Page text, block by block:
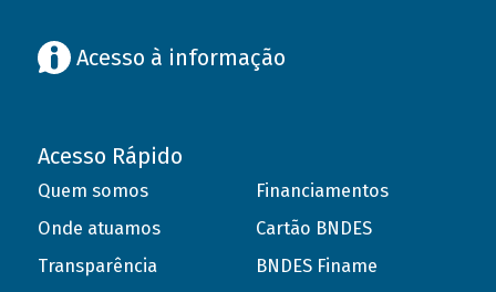
Acesso à informação
Acesso Rápido
Quem somos
Onde atuamos
Transparência
Financiamentos
Cartão BNDES
BNDES Finame